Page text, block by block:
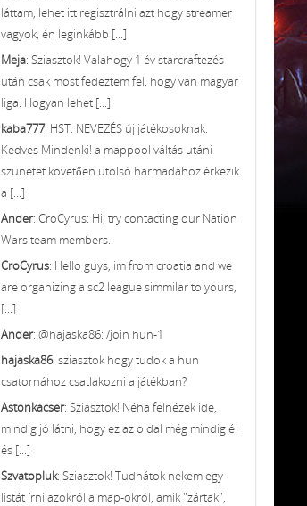
láttam, lehet itt regisztrálni azt hogy streamer
vagyok, én leginkább [...]
Meja: Sziasztok! Valahogy 1 év starcraftezés
után csak most fedeztem fel, hogy van magyar
liga. Hogyan lehet [...]
kaba777: HST: NEVEZÉS új játékosoknak.
Kedves Mindenki! a mappool váltás utáni
szünetet követően utolsó harmadához érkezik
a [...]
Ander: CroCyrus: Hi, try contacting our Nation
Wars team members.
CroCyrus: Hello guys, im from croatia and we
are organizing a sc2 league simmilar to yours,
[...]
Ander: @hajaska86: /join hun-1
hajaska86: sziasztok hogy tudok a hun
csatornához csatlakozni a játékban?
Astonkacser: Sziasztok! Néha felnézek ide,
mindig jó látni, hogy ez az oldal még mindig él
és [...]
Szvatopluk: Sziasztok! Tudnátok nekem egy
listát írni azokról a map-okról, amik "zártak",